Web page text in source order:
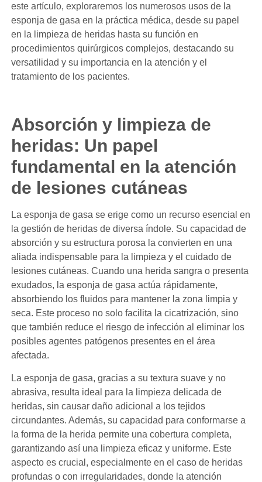
este artículo, exploraremos los numerosos usos de la
esponja de gasa en la práctica médica, desde su papel
en la limpieza de heridas hasta su función en
procedimientos quirúrgicos complejos, destacando su
versatilidad y su importancia en la atención y el
tratamiento de los pacientes.
Absorción y limpieza de
heridas: Un papel
fundamental en la atención
de lesiones cutáneas
La esponja de gasa se erige como un recurso esencial en
la gestión de heridas de diversa índole. Su capacidad de
absorción y su estructura porosa la convierten en una
aliada indispensable para la limpieza y el cuidado de
lesiones cutáneas. Cuando una herida sangra o presenta
exudados, la esponja de gasa actúa rápidamente,
absorbiendo los fluidos para mantener la zona limpia y
seca. Este proceso no solo facilita la cicatrización, sino
que también reduce el riesgo de infección al eliminar los
posibles agentes patógenos presentes en el área
afectada.
La esponja de gasa, gracias a su textura suave y no
abrasiva, resulta ideal para la limpieza delicada de
heridas, sin causar daño adicional a los tejidos
circundantes. Además, su capacidad para conformarse a
la forma de la herida permite una cobertura completa,
garantizando así una limpieza eficaz y uniforme. Este
aspecto es crucial, especialmente en el caso de heridas
profundas o con irregularidades, donde la atención